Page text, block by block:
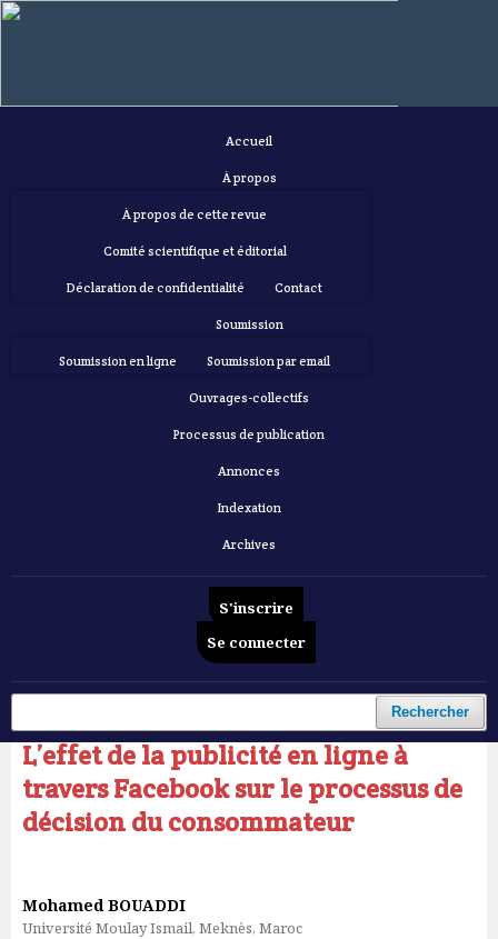
Accueil
À propos
À propos de cette revue
Comité scientifique et éditorial
Déclaration de confidentialité Contact
Soumission
Soumission en ligne Soumission par email
Ouvrages-collectifs
Processus de publication
Annonces
Indexation
Archives
S'inscrire
Se connecter
Rechercher
Vol. 5 No 11 (2024): Revue française d'Economie et de Gestion
Articles
L’effet de la publicité en ligne à
travers Facebook sur le processus de
décision du consommateur
Mohamed BOUADDI
Université Moulay Ismail, Meknès, Maroc